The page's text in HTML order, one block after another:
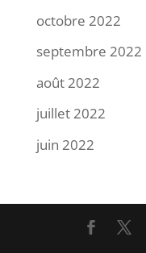
octobre 2022
septembre 2022
août 2022
juillet 2022
juin 2022